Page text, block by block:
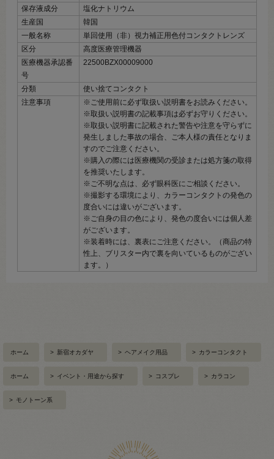
保存液成分
塩化ナトリウム
生産国
韓国
一般名称
単回使用（非）視力補正用色付コンタクトレンズ
区分
高度医療管理機器
医療機器承認番
号
22500BZX00009000
分類
使い捨てコンタクト
注意事項
※ご使用前に必ず取扱い説明書をお読みください。
※取扱い説明書の記載事項は必ずお守りください。
※取扱い説明書に記載された警告や注意を守らずに
発生しました事故の場合、ご本人様の責任となりま
すのでご注意ください。
※購入の際には医療機関の受診または処方箋の取得
を推奨いたします。
※ご不明な点は、必ず眼科医にご相談ください。
※撮影する環境により、カラーコンタクトの発色の
度合いには違いがございます。
※ご自身の目の色により、発色の度合いには個人差
がございます。
※装着時には、裏表にご注意ください。（商品の特
性上、ブリスター内で裏を向いているものがござい
ます。）
ホーム > 新宿オカダヤ > ヘアメイク用品 > カラーコンタクト
ホーム > イベント・用途から探す > コスプレ > カラコン
> モノトーン系